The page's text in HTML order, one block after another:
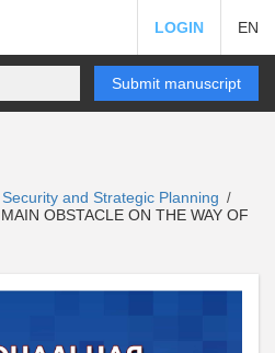
LOGIN EN
Submit manuscript
and Strategic Planning /
OBSTACLE ON THE WAY OF